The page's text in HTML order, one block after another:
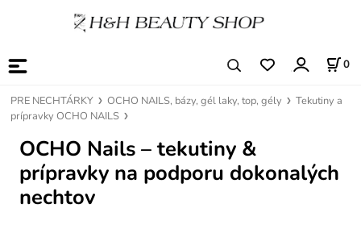
0
PRE NECHTÁRKY OCHO NAILS, bázy, gél laky, top, gély
Tekutiny a
prípravky OCHO NAILS
OCHO Nails – tekutiny &
prípravky na podporu dokonalých
nechtov